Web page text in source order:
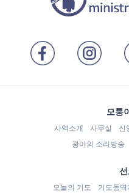
모퉁
사역소개 사무실 신
광야의 소리방송
오늘의 기도 기도동역